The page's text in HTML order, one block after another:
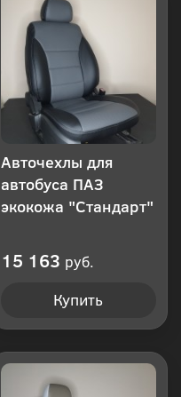
Авточехлы для
автобуса ПАЗ
экокожа "Стандарт"
15 163 руб.
Купить